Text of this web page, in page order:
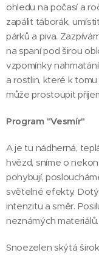
ohledu na počasí a
zapálit táborák,
párků a piva.
na spaní pod širou
vzpomínky
a rostlin, které k
může prostoupit
Program "Vesmír"
A je tu nádherná,
hvězd, sníme o
pohybují,
světelné efekty.
intenzitu a směr.
neznámých
Snoezelen skýtá